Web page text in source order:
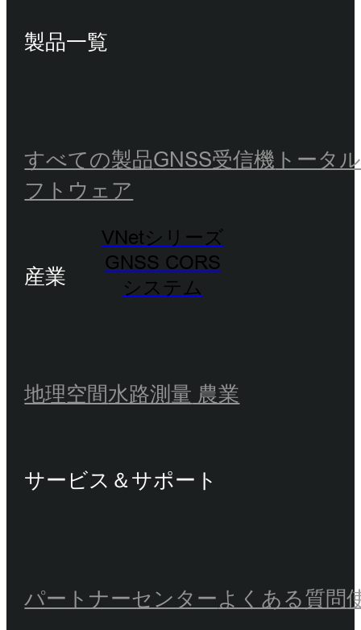
VNetシリーズ
GNSS CORS
システム
製品一覧
すべての製品GNSS受信機 トータ
フトウェア
産業
地理空間水路測量 農業
サービス＆サポート
パートナーセンターよくある質問